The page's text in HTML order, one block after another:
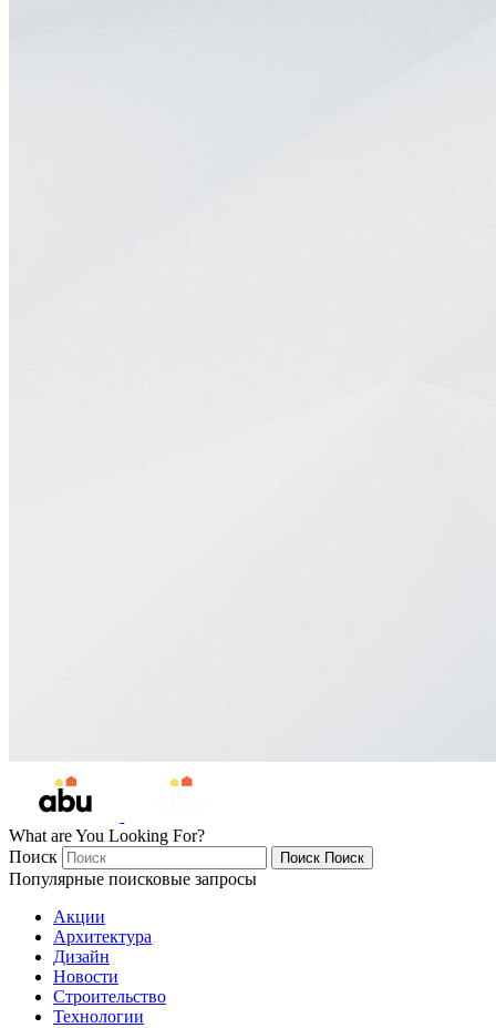
What are You Looking For?
Поиск
Поиск Поиск
Популярные поисковые запросы
Акции
Архитектура
Дизайн
Новости
Строительство
Технологии